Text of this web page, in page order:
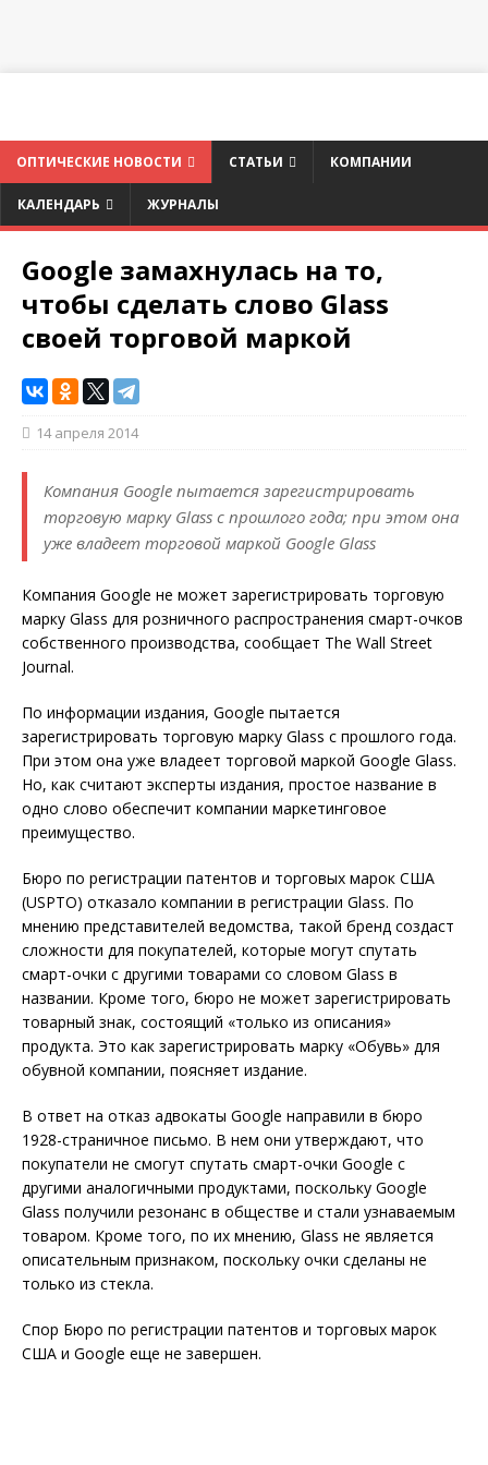
ОПТИЧЕСКИЕ НОВОСТИ СТАТЬИ КОМПАНИИ
КАЛЕНДАРЬ ЖУРНАЛЫ
Google замахнулась на то,
чтобы сделать слово Glass
своей торговой маркой
14 апреля 2014
Компания Google пытается зарегистрировать
торговую марку Glass с прошлого года; при этом она
уже владеет торговой маркой Google Glass
Компания Google не может зарегистрировать торговую
марку Glass для розничного распространения смарт-очков
собственного производства, сообщает The Wall Street
Journal.
По информации издания, Google пытается
зарегистрировать торговую марку Glass с прошлого года.
При этом она уже владеет торговой маркой Google Glass.
Но, как считают эксперты издания, простое название в
одно слово обеспечит компании маркетинговое
преимущество.
Бюро по регистрации патентов и торговых марок США
(USPTO) отказало компании в регистрации Glass. По
мнению представителей ведомства, такой бренд создаст
сложности для покупателей, которые могут спутать
смарт-очки с другими товарами со словом Glass в
названии. Кроме того, бюро не может зарегистрировать
товарный знак, состоящий «только из описания»
продукта. Это как зарегистрировать марку «Обувь» для
обувной компании, поясняет издание.
В ответ на отказ адвокаты Google направили в бюро
1928-страничное письмо. В нем они утверждают, что
покупатели не смогут спутать смарт-очки Google с
другими аналогичными продуктами, поскольку Google
Glass получили резонанс в обществе и стали узнаваемым
товаром. Кроме того, по их мнению, Glass не является
описательным признаком, поскольку очки сделаны не
только из стекла.
Спор Бюро по регистрации патентов и торговых марок
США и Google еще не завершен.